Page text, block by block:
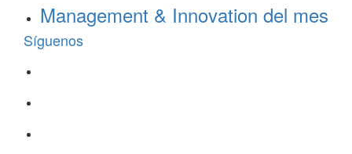
Management & Innovation del mes
Síguenos